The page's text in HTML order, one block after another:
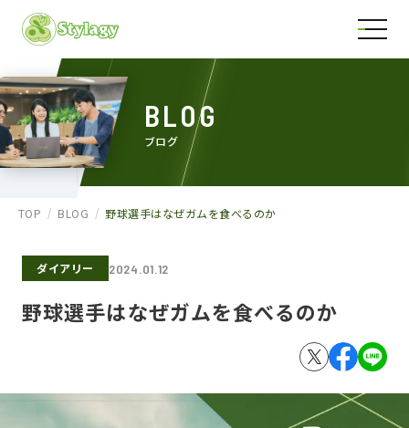
BLOG
ブログ
TOP BLOG 野球選手はなぜガムを食べるのか
ダイアリー 2024.01.12
野球選手はなぜガムを食べるのか